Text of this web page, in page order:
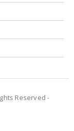
Reserved -